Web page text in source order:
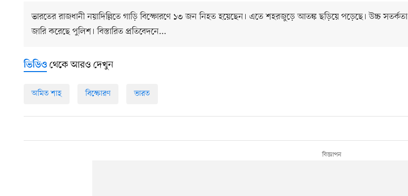
ভারতের রাজধানী নয়াদিল্লিতে গাড়ি বিস্ফোরণে ১৩ জন নিহত হয়েছেন। এতে শহরজুড়ে আতঙ্ক ছড়িয়ে পড়েছে। উচ্চ সতর্কতা
জারি করেছে পুলিশ। বিস্তারিত প্রতিবেদনে...
ভিডিও থেকে আরও দেখুন
অমিত শাহ বিস্ফোরণ ভারত